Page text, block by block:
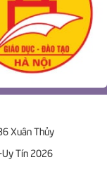
Xuân Thủy
Uy Tín 2026